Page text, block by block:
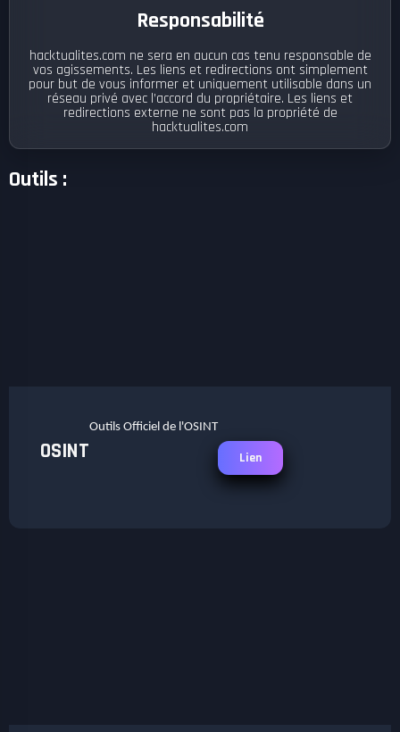
Responsabilité
hacktualites.com ne sera en aucun cas tenu responsable de
vos agissements. Les liens et redirections ont simplement
pour but de vous informer et uniquement utilisable dans un
réseau privé avec l’accord du propriétaire. Les liens et
redirections externe ne sont pas la propriété de
hacktualites.com
Outils :
OSINT
Outils Officiel de l'OSINT
Lien